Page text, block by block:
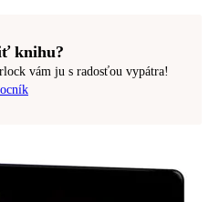
knihu?
vám ju s radosťou vypátra!